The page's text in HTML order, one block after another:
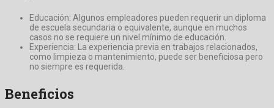
Educación: Algunos empleadores pueden requerir un diploma
de escuela secundaria o equivalente, aunque en muchos
casos no se requiere un nivel mínimo de educación.
Experiencia: La experiencia previa en trabajos relacionados,
como limpieza o mantenimiento, puede ser beneficiosa pero
no siempre es requerida.
Beneficios